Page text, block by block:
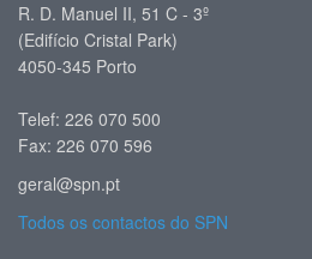
R. D. Manuel II, 51 C - 3º
(Edifício Cristal Park)
4050-345 Porto
Telef: 226 070 500
Fax: 226 070 596
geral@spn.pt
Todos os contactos do SPN